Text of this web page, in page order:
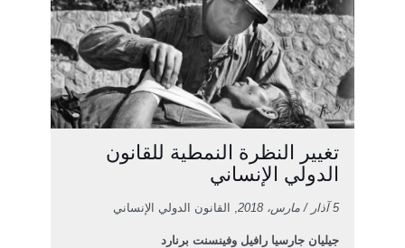
تغيير النظرة النمطية للقانون
الدولي الإنساني
5 آذار / مارس، 2018 , القانون الدولي الإنساني
جيليان جارسيا رافيل وفينسنت برنارد